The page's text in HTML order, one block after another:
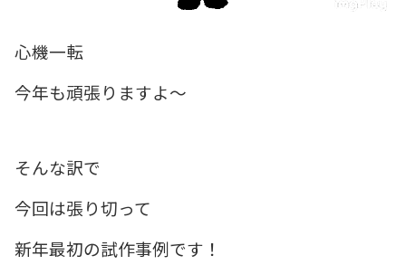
心機一転
今年も頑張りますよ～
そんな訳で
今回は張り切って
新年最初の試作事例です！